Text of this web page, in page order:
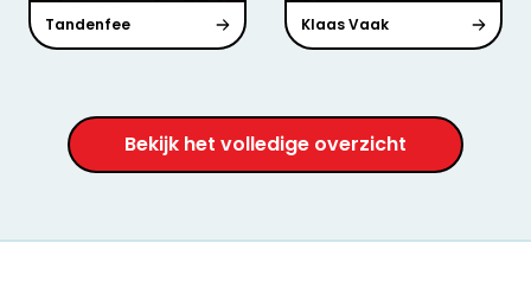
Tandenfee Klaas Vaak
Bekijk het volledige overzicht